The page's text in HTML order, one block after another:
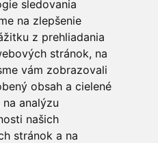
sledovania
na zlepšenie
z prehliadania
stránok, na
vám zobrazovali
obsah a cielené
na analýzu
našich
stránok a na
Cena od 2,86€